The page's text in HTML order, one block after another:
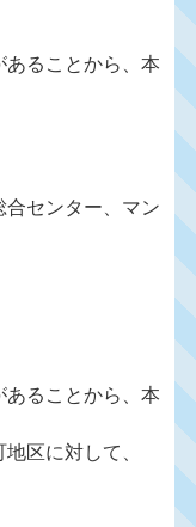
あることから、本
合センター、マン
あることから、本
区に対して、